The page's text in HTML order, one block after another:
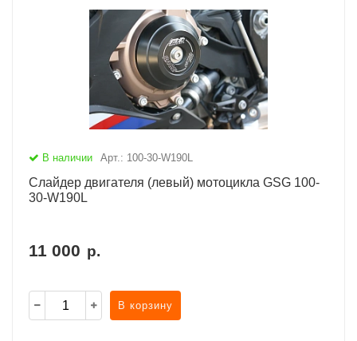
В наличии Арт.: 100-30-W190L
Слайдер двигателя (левый) мотоцикла GSG 100-
30-W190L
11 000 р.
В корзину